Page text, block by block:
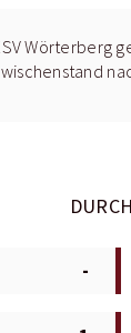
Wörterberg
-